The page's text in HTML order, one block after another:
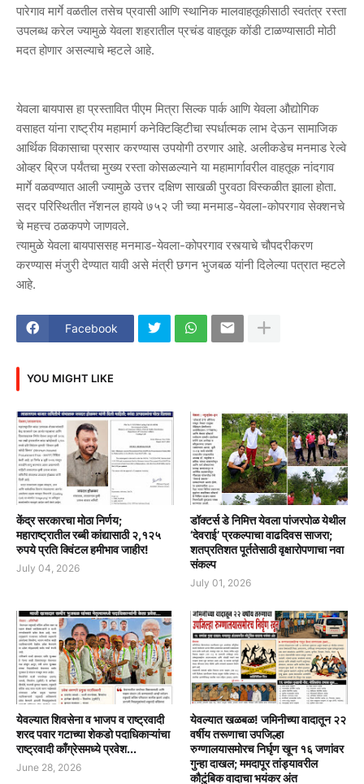
पारेगाव मार्गे वळतील तसेच प्रवासी आणि स्थानिक मालवाहतूकीसाठी स्वतंत्र रस्ता
उपलब्ध करेल ज्यामुळे येवला शहरातील प्रचंड वाहतूक कोंडी टाळण्यासाठी मोठी
मदत होणार असल्याचे म्हटले आहे.
येवला बायपास हा प्रस्तावित पीएम मित्रा सिल्क पार्क आणि येवला औद्योगिक
वसाहत यांना राष्ट्रीय महामार्ग कनेक्टिव्हिटीचा स्पर्धात्मक लाभ देऊन सामाजिक
आर्थिक विकासाचा प्रसार करण्यास उपयोगी ठरणार आहे. अलीकडेच मनमाड रेल्वे
ओव्हर ब्रिज पर्यंतचा मुख्य रस्ता कोसळल्याने या महामार्गावरील वाहतूक नांदगाव
मार्गे वळवण्यात आली ज्यामुळे उत्तर दक्षिण साखळी पुरवठा विस्कळीत झाला होता.
सदर परिस्थितीत नॅशनल हायवे ७५२ जी च्या मनमाड-येवला-कोपरगाव सेक्शनचे
चे महत्त्व ठळकपणे जाणवले.
त्यामुळे येवला बायपाससह मनमाड-येवला-कोपरगाव रस्त्याचे चौपदरीकरण
करण्यास मंजुरी देण्यात यावी असे मंत्री छगन भुजबळ यांनी दिलेल्या पत्रात म्हटले
आहे.
Facebook
YOU MIGHT LIKE
केंद्र सरकारचा मोठा निर्णय;
महाराष्ट्रातील रब्बी कांद्यासाठी २,१२५
रुपये प्रति क्विंटल हमीभाव जाहीर!
July 04, 2026
डॉक्टर्स डे निमित्त येवला पांजरपोळ येथील
‘देवराई’ प्रकल्पाचा वाढदिवस साजरा;
शतप्रतिशत पूर्ततेसाठी वृक्षारोपणाचा नवा
संकल्प
July 01, 2026
येवल्यात शिवसेना व भाजप व राष्ट्रवादी
शरद पवार गटाच्या शेकडो पदाधिकाऱ्यांचा
राष्ट्रवादी काँग्रेसमध्ये प्रवेश...
June 28, 2026
येवल्यात खळबळ! जमिनीच्या वादातून २२
वर्षीय तरूणाचा उपजिल्हा
रुग्णालयासमोरच निर्घृण खून १६ जणांवर
गुन्हा दाखल; ममदापूर तांड्यावरील
कौटुंबिक वादाचा भयंकर अंत